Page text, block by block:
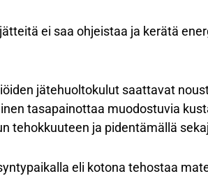
ei saa ohjeistaa ja kerätä
jätehuoltokulut saattavat
tasapainottaa muodostuvia
tehokkuuteen ja pidentämällä
eli kotona tehostaa